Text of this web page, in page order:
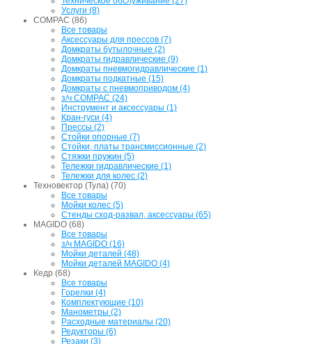
Услуги (8)
COMPAC (86)
Все товары
Аксессуары для прессов (7)
Домкраты бутылочные (2)
Домкраты гидравлические (9)
Домкраты пневмогидравлические (1)
Домкраты подкатные (15)
Домкраты с пневмоприводом (4)
з/ч COMPAC (24)
Инструмент и аксессуары (1)
Кран-гуси (4)
Прессы (2)
Стойки опорные (7)
Стойки, платы трансмиссионные (2)
Стяжки пружин (5)
Тележки гидравлические (1)
Тележки для колес (2)
Техновектор (Тула) (70)
Все товары
Мойки колес (5)
Стенды сход-развал, аксессуары (65)
MAGIDO (68)
Все товары
з/ч MAGIDO (16)
Мойки деталей (48)
Мойки деталей MAGIDO (4)
Кедр (68)
Все товары
Горелки (4)
Комплектующие (10)
Манометры (2)
Расходные материалы (20)
Редукторы (6)
Резаки (3)